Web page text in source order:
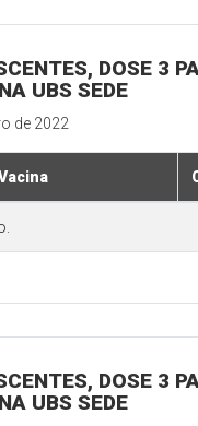
DOSE 3
UBS SEDE
de 2022
DOSE 3
UBS SEDE